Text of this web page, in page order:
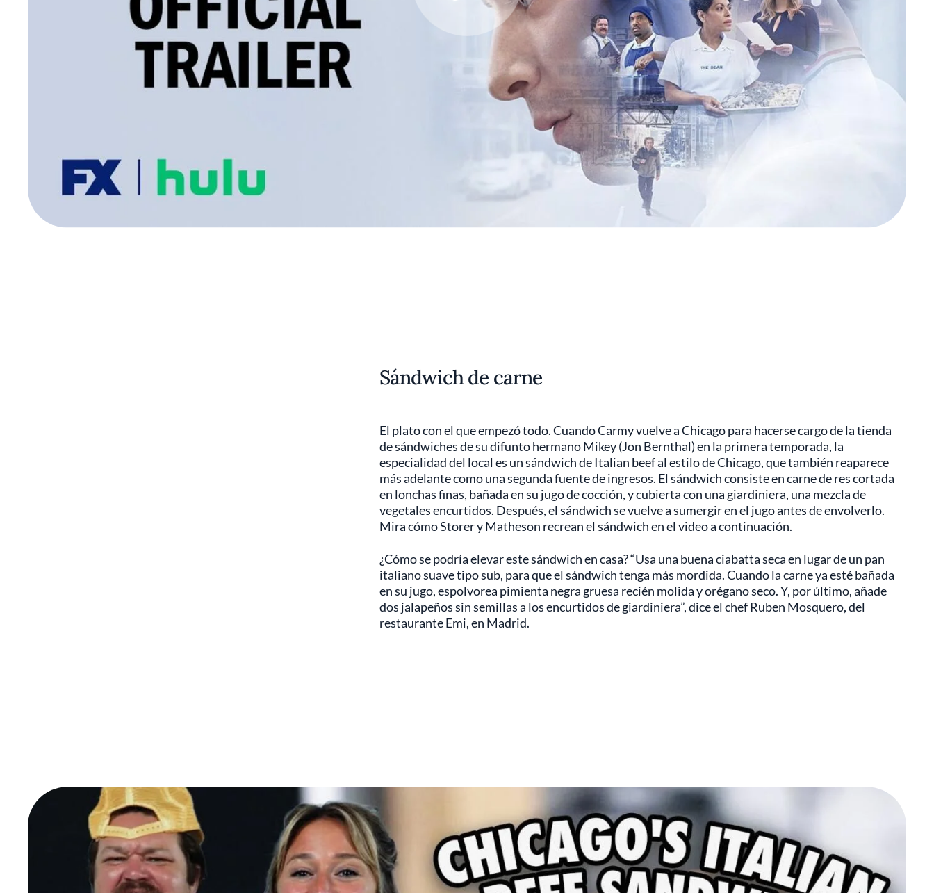
Sándwich de carne
El plato con el que empezó todo. Cuando Carmy vuelve a Chicago para hacerse cargo de la tienda
de sándwiches de su difunto hermano Mikey (Jon Bernthal) en la primera temporada, la
especialidad del local es un sándwich de Italian beef al estilo de Chicago, que también reaparece
más adelante como una segunda fuente de ingresos. El sándwich consiste en carne de res cortada
en lonchas finas, bañada en su jugo de cocción, y cubierta con una giardiniera, una mezcla de
vegetales encurtidos. Después, el sándwich se vuelve a sumergir en el jugo antes de envolverlo.
Mira cómo Storer y Matheson recrean el sándwich en el video a continuación.
¿Cómo se podría elevar este sándwich en casa? “Usa una buena ciabatta seca en lugar de un pan
italiano suave tipo sub, para que el sándwich tenga más mordida. Cuando la carne ya esté bañada
en su jugo, espolvorea pimienta negra gruesa recién molida y orégano seco. Y, por último, añade
dos jalapeños sin semillas a los encurtidos de giardiniera”, dice el chef Ruben Mosquero, del
restaurante Emi, en Madrid.